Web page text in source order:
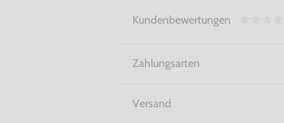
Kundenbewertungen
Zahlungsarten
Versand